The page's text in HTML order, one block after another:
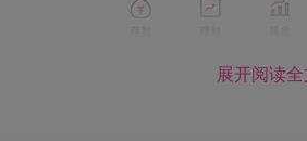
展开阅读